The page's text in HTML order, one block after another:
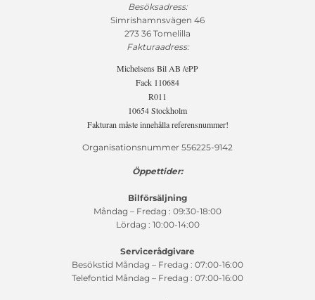
Besöksadress:
Simrishamnsvägen 46
273 36 Tomelilla
Fakturaadress:
Michelsens Bil AB /ePP
Fack 110684
R011
10654 Stockholm
Fakturan måste innehålla referensnummer!
Organisationsnummer 556225-9142
Öppettider:
Bilförsäljning
Måndag – Fredag : 09:30-18:00
Lördag : 10:00-14:00
Servicerådgivare
Besökstid Måndag – Fredag : 07:00-16:00
Telefontid Måndag – Fredag : 07:00-16:00